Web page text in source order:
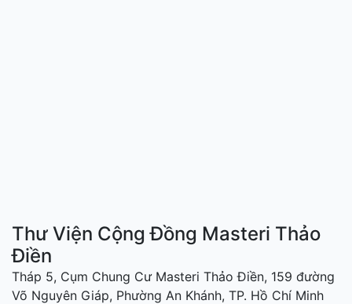
Thư Viện Cộng Đồng Masteri Thảo
Điền
Tháp 5, Cụm Chung Cư Masteri Thảo Điền, 159 đường
Võ Nguyên Giáp, Phường An Khánh, TP. Hồ Chí Minh